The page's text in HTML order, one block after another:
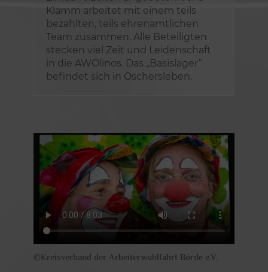
Klamm arbeitet mit einem teils
bezahlten, teils ehrenamtlichen
Team zusammen. Alle Beteiligten
stecken viel Zeit und Leidenschaft
in die AWOlinos. Das „Basislager“
befindet sich in Oschersleben.
©Kreisverband der Arbeiterwohlfahrt Börde e.V.